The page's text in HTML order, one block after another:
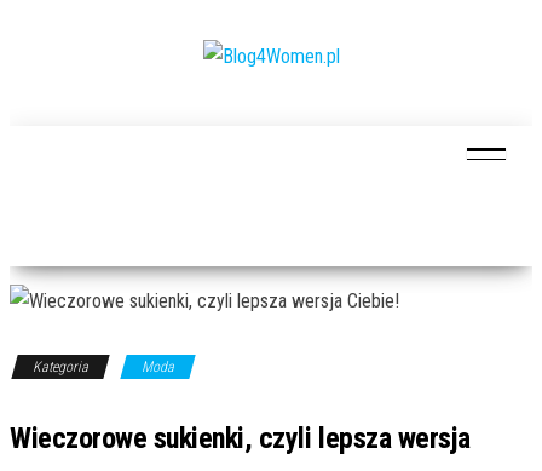
Kategoria Moda
Wieczorowe sukienki, czyli lepsza wersja